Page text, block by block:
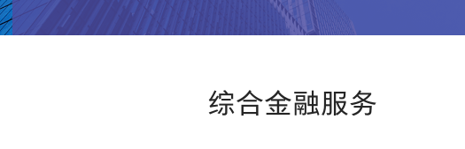
综合金融服务